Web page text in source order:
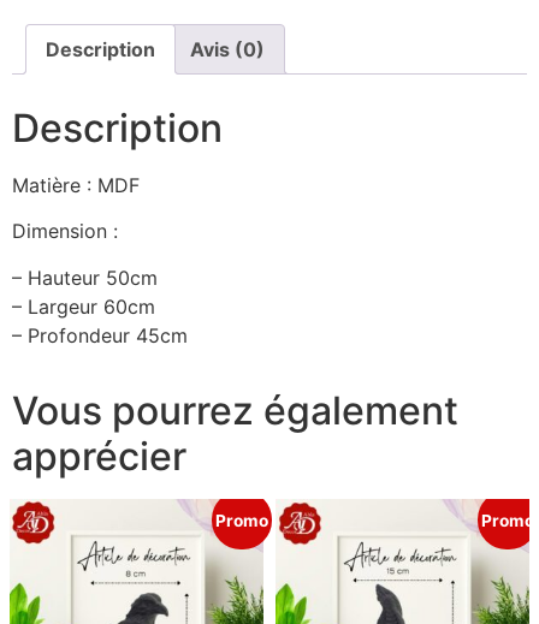
Description Avis (0)
Description
Matière : MDF
Dimension :
– Hauteur 50cm
– Largeur 60cm
– Profondeur 45cm
Vous pourrez également
apprécier
Promo Promo